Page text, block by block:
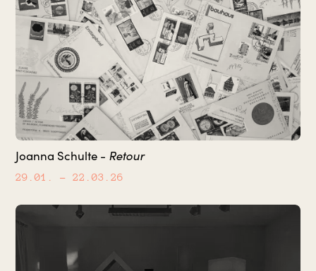
Joanna Schulte - Retour
29.01. – 22.03.26